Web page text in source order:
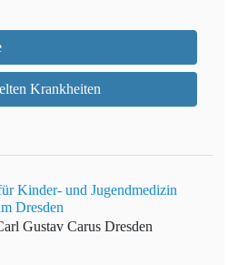
Krankheiten
Kinder- und Jugendmedizin
Dresden
Gustav Carus Dresden